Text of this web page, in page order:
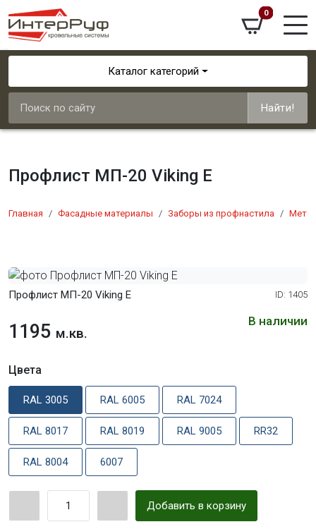
0
Каталог категорий
Найти!
Профлист МП-20 Viking E
Главная Фасадные материалы Заборы из профнастила
Профлист МП-20 Viking E ID: 1405
В наличии
1195 м.кв.
Цвета
RAL 3005 RAL 6005 RAL 7024
RAL 8017 RAL 8019 RAL 9005 RR32
RAL 8004 6007
Добавить в корзину